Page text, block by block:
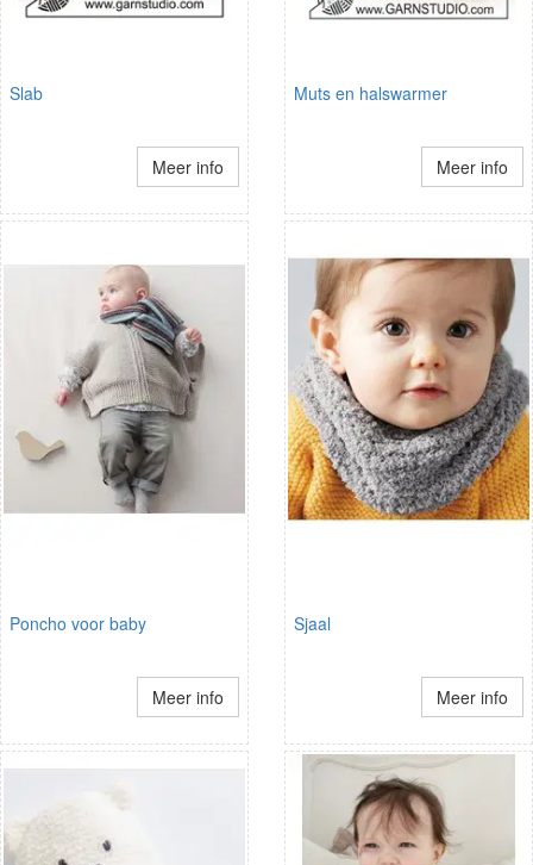
Slab
Meer info
Muts en halswarmer
Meer info
Poncho voor baby
Meer info
Sjaal
Meer info